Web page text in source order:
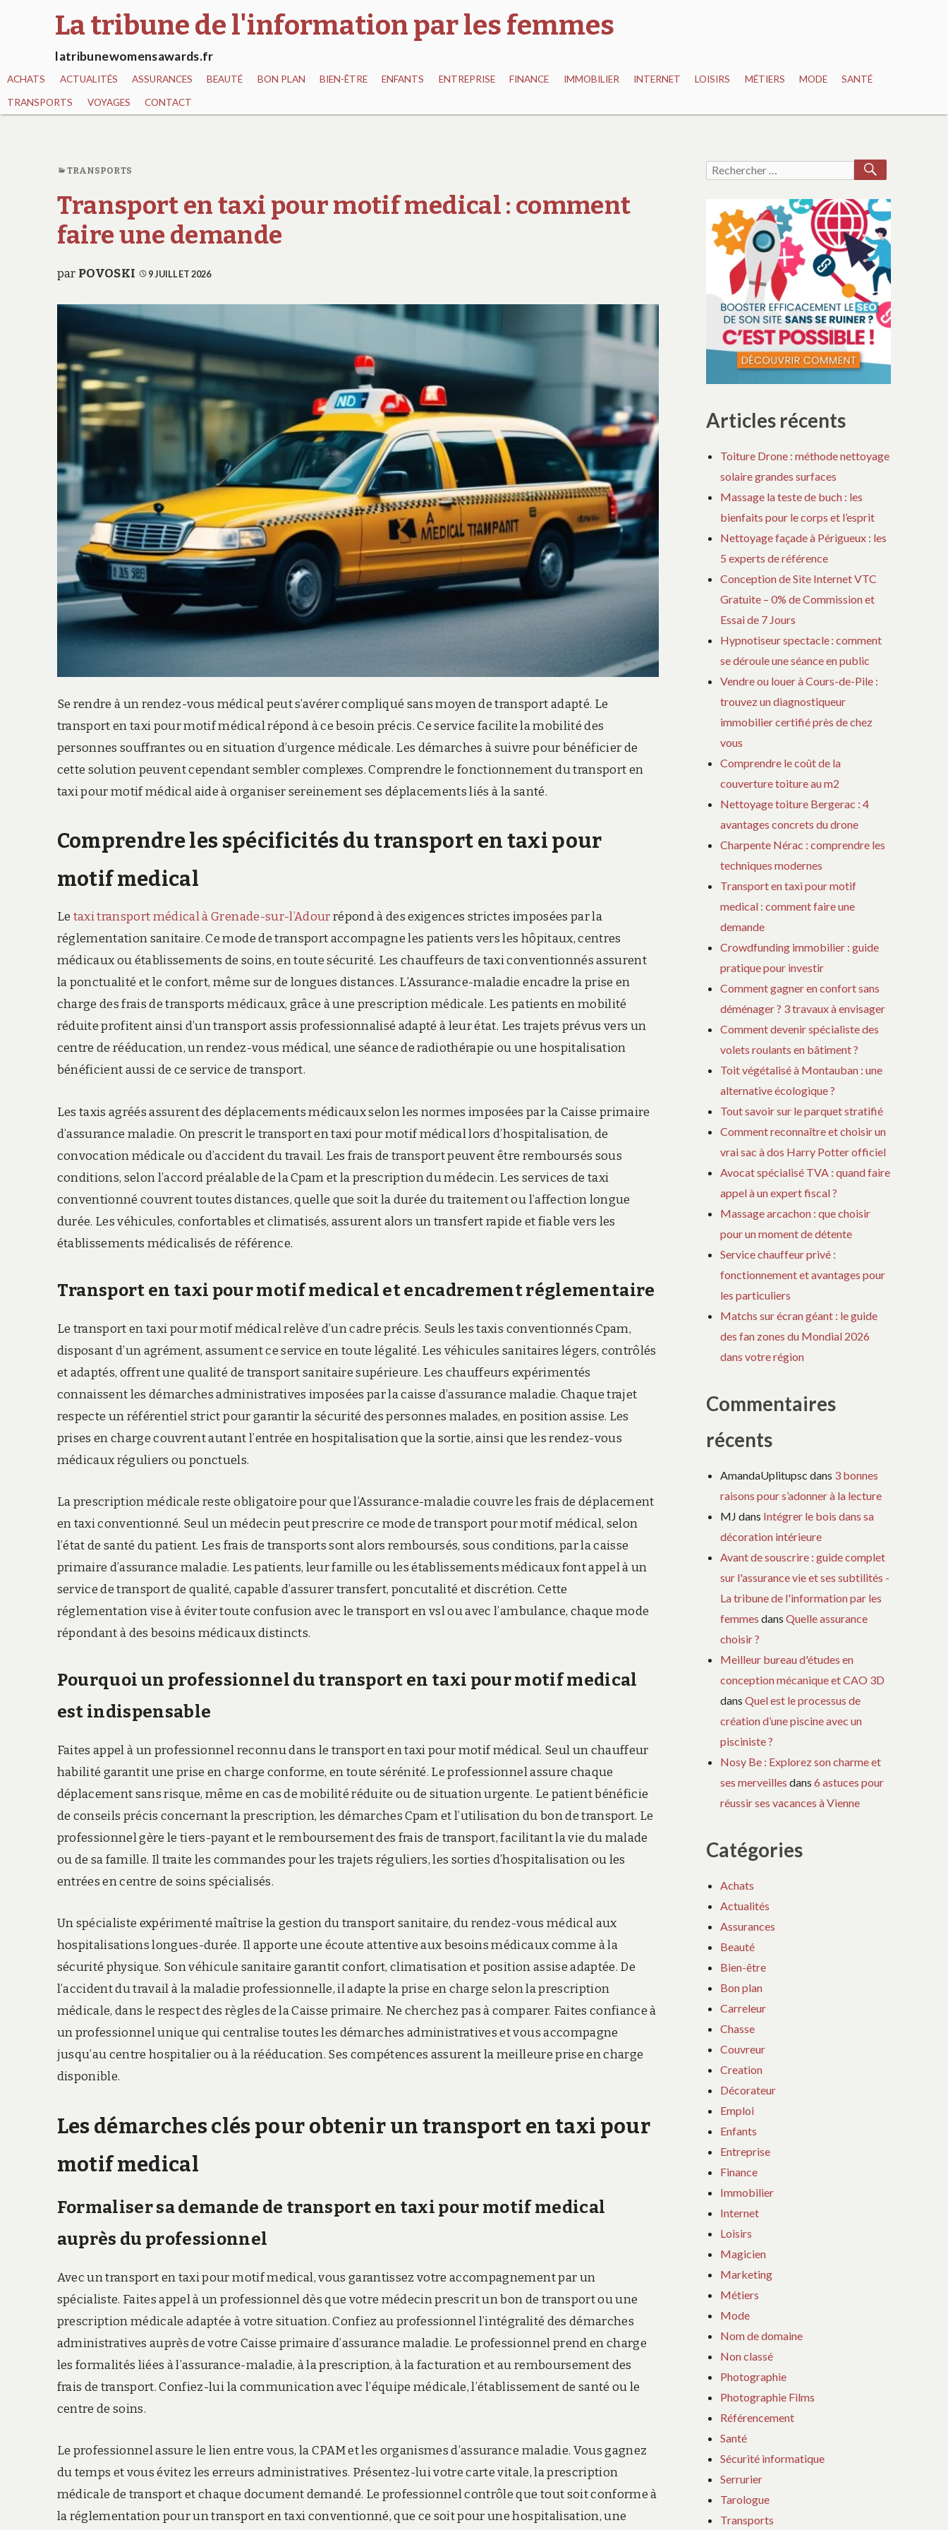
La tribune de l'information par les femmes
latribunewomensawards.fr
ACHATS ACTUALITÉS ASSURANCES BEAUTÉ BON PLAN BIEN-ÊTRE ENFANTS ENTREPRISE FINANCE IMMOBILIER INTERNET LOISIRS MÉTIERS MODE SANTÉ
TRANSPORTS VOYAGES CONTACT
TRANSPORTS
Transport en taxi pour motif medical : comment
faire une demande
par POVOSKI 9 JUILLET 2026
Se rendre à un rendez-vous médical peut s’avérer compliqué sans moyen de transport adapté. Le
transport en taxi pour motif médical répond à ce besoin précis. Ce service facilite la mobilité des
personnes souffrantes ou en situation d’urgence médicale. Les démarches à suivre pour bénéficier de
cette solution peuvent cependant sembler complexes. Comprendre le fonctionnement du transport en
taxi pour motif médical aide à organiser sereinement ses déplacements liés à la santé.
Comprendre les spécificités du transport en taxi pour
motif medical
Le taxi transport médical à Grenade-sur-l’Adourrépond à des exigences strictes imposées par la
réglementation sanitaire. Ce mode de transport accompagne les patients vers les hôpitaux, centres
médicaux ou établissements de soins, en toute sécurité. Les chauffeurs de taxi conventionnés assurent
la ponctualité et le confort, même sur de longues distances. L’Assurance-maladie encadre la prise en
charge des frais de transports médicaux, grâce à une prescription médicale. Les patients en mobilité
réduite profitent ainsi d’un transport assis professionnalisé adapté à leur état. Les trajets prévus vers un
centre de rééducation, un rendez-vous médical, une séance de radiothérapie ou une hospitalisation
bénéficient aussi de ce service de transport.
Les taxis agréés assurent des déplacements médicaux selon les normes imposées par la Caisse primaire
d’assurance maladie. On prescrit le transport en taxi pour motif médical lors d’hospitalisation, de
convocation médicale ou d’accident du travail. Les frais de transport peuvent être remboursés sous
conditions, selon l’accord préalable de la Cpam et la prescription du médecin. Les services de taxi
conventionné couvrent toutes distances, quelle que soit la durée du traitement ou l’affection longue
durée. Les véhicules, confortables et climatisés, assurent alors un transfert rapide et fiable vers les
établissements médicalisés de référence.
Transport en taxi pour motif medical et encadrement réglementaire
Le transport en taxi pour motif médical relève d’un cadre précis. Seuls les taxis conventionnés Cpam,
disposant d’un agrément, assument ce service en toute légalité. Les véhicules sanitaires légers, contrôlés
et adaptés, offrent une qualité de transport sanitaire supérieure. Les chauffeurs expérimentés
connaissent les démarches administratives imposées par la caisse d’assurance maladie. Chaque trajet
respecte un référentiel strict pour garantir la sécurité des personnes malades, en position assise. Les
prises en charge couvrent autant l’entrée en hospitalisation que la sortie, ainsi que les rendez-vous
médicaux réguliers ou ponctuels.
La prescription médicale reste obligatoire pour que l’Assurance-maladie couvre les frais de déplacement
en taxi conventionné. Seul un médecin peut prescrire ce mode de transport pour motif médical, selon
l’état de santé du patient. Les frais de transports sont alors remboursés, sous conditions, par la caisse
primaire d’assurance maladie. Les patients, leur famille ou les établissements médicaux font appel à un
service de transport de qualité, capable d’assurer transfert, poncutalité et discrétion. Cette
réglementation vise à éviter toute confusion avec le transport en vsl ou avec l’ambulance, chaque mode
répondant à des besoins médicaux distincts.
Pourquoi un professionnel du transport en taxi pour motif medical
est indispensable
Faites appel à un professionnel reconnu dans le transport en taxi pour motif médical. Seul un chauffeur
habilité garantit une prise en charge conforme, en toute sérénité. Le professionnel assure chaque
déplacement sans risque, même en cas de mobilité réduite ou de situation urgente. Le patient bénéficie
de conseils précis concernant la prescription, les démarches Cpam et l’utilisation du bon de transport. Le
professionnel gère le tiers-payant et le remboursement des frais de transport, facilitant la vie du malade
ou de sa famille. Il traite les commandes pour les trajets réguliers, les sorties d’hospitalisation ou les
entrées en centre de soins spécialisés.
Un spécialiste expérimenté maîtrise la gestion du transport sanitaire, du rendez-vous médical aux
hospitalisations longues-durée. Il apporte une écoute attentive aux besoins médicaux comme à la
sécurité physique. Son véhicule sanitaire garantit confort, climatisation et position assise adaptée. De
l’accident du travail à la maladie professionnelle, il adapte la prise en charge selon la prescription
médicale, dans le respect des règles de la Caisse primaire. Ne cherchez pas à comparer. Faites confiance à
un professionnel unique qui centralise toutes les démarches administratives et vous accompagne
jusqu’au centre hospitalier ou à la rééducation. Ses compétences assurent la meilleure prise en charge
disponible.
Les démarches clés pour obtenir un transport en taxi pour
motif medical
Formaliser sa demande de transport en taxi pour motif medical
auprès du professionnel
Avec un transport en taxi pour motif medical, vous garantissez votre accompagnement par un
spécialiste. Faites appel à un professionnel dès que votre médecin prescrit un bon de transport ou une
prescription médicale adaptée à votre situation. Confiez au professionnel l’intégralité des démarches
administratives auprès de votre Caisse primaire d’assurance maladie. Le professionnel prend en charge
les formalités liées à l’assurance-maladie, à la prescription, à la facturation et au remboursement des
frais de transport. Confiez-lui la communication avec l’équipe médicale, l’établissement de santé ou le
centre de soins.
Le professionnel assure le lien entre vous, la CPAM et les organismes d’assurance maladie. Vous gagnez
du temps et vous évitez les erreurs administratives. Présentez-lui votre carte vitale, la prescription
médicale de transport et chaque document demandé. Le professionnel contrôle que tout soit conforme à
la réglementation pour un transport en taxi conventionné, que ce soit pour une hospitalisation, une
Recherche
Articles récents
Toiture Drone : méthode nettoyage
solaire grandes surfaces
Massage la teste de buch : les
bienfaits pour le corps et l’esprit
Nettoyage façade à Périgueux : les
5 experts de référence
Conception de Site Internet VTC
Gratuite – 0% de Commission et
Essai de 7 Jours
Hypnotiseur spectacle : comment
se déroule une séance en public
Vendre ou louer à Cours-de-Pile :
trouvez un diagnostiqueur
immobilier certifié près de chez
vous
Comprendre le coût de la
couverture toiture au m2
Nettoyage toiture Bergerac : 4
avantages concrets du drone
Charpente Nérac : comprendre les
techniques modernes
Transport en taxi pour motif
medical : comment faire une
demande
Crowdfunding immobilier : guide
pratique pour investir
Comment gagner en confort sans
déménager ? 3 travaux à envisager
Comment devenir spécialiste des
volets roulants en bâtiment ?
Toit végétalisé à Montauban : une
alternative écologique ?
Tout savoir sur le parquet stratifié
Comment reconnaître et choisir un
vrai sac à dos Harry Potter officiel
Avocat spécialisé TVA : quand faire
appel à un expert fiscal ?
Massage arcachon : que choisir
pour un moment de détente
Service chauffeur privé :
fonctionnement et avantages pour
les particuliers
Matchs sur écran géant : le guide
des fan zones du Mondial 2026
dans votre région
Commentaires
récents
AmandaUplitupsc dans 3 bonnes
raisons pour s’adonner à la lecture
MJ dans Intégrer le bois dans sa
décoration intérieure
Avant de souscrire : guide complet
sur l'assurance vie et ses subtilités -
La tribune de l'information par les
femmes dansQuelle assurance
choisir ?
Meilleur bureau d'études en
conception mécanique et CAO 3D
dansQuel est le processus de
création d’une piscine avec un
pisciniste ?
Nosy Be : Explorez son charme et
ses merveilles dans6 astuces pour
réussir ses vacances à Vienne
Catégories
Achats
Actualités
Assurances
Beauté
Bien-être
Bon plan
Carreleur
Chasse
Couvreur
Creation
Décorateur
Emploi
Enfants
Entreprise
Finance
Immobilier
Internet
Loisirs
Magicien
Marketing
Métiers
Mode
Nom de domaine
Non classé
Photographie
Photographie Films
Référencement
Santé
Sécurité informatique
Serrurier
Tarologue
Transports